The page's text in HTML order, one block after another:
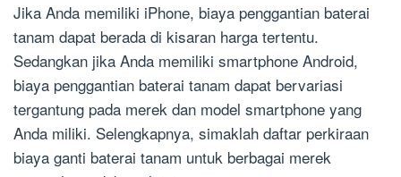
Jika Anda memiliki iPhone, biaya penggantian baterai
tanam dapat berada di kisaran harga tertentu.
Sedangkan jika Anda memiliki smartphone Android,
biaya penggantian baterai tanam dapat bervariasi
tergantung pada merek dan model smartphone yang
Anda miliki. Selengkapnya, simaklah daftar perkiraan
biaya ganti baterai tanam untuk berbagai merek